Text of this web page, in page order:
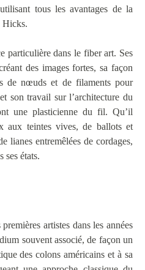
tous les avantages de la
Hicks.
particulière dans le fiber art. Ses
des images fortes, sa façon
de nœuds et de filaments pour
son travail sur l’architecture du
une plasticienne du fil. Qu’il
aux teintes vives, de ballots et
lianes entremêlées de cordages,
ses états.
artistes dans les années
souvent associé, de façon un
des colons américains et à sa